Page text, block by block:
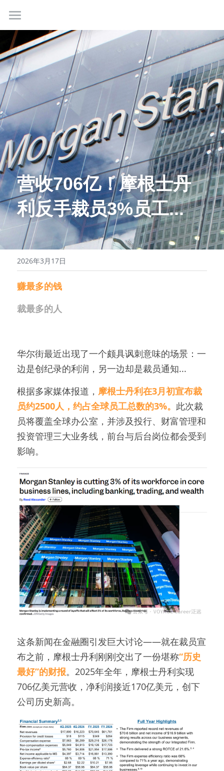
首页
最新情报
我们是谁
成功故事
学生社群
联系我们
免费咨询
营收706亿！摩根士丹
利反手裁员3%员工...
2026年3月17日
赚最多的钱
裁最多的人
华尔街最近出现了一个颇具讽刺意味的场景：一
边是创纪录的利润，另一边却是裁员通知...
根据多家媒体报道， 摩根士丹利在3月初宣布裁
员约2500人，约占全球员工总数的3%。 此次裁
员将覆盖全球办公室，并涉及投行、财富管理和
投资管理三大业务线，前台与后台岗位都会受到
影响。
这条新闻在金融圈引发巨大讨论——就在裁员宣
布之前，摩根士丹利刚刚交出了一份堪称“历史
最好”的财报。2025年全年，摩根士丹利实现
706亿美元营收，净利润接近170亿美元，创下
公司历史新高。